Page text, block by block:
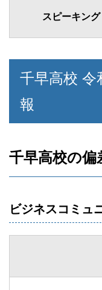
スピーキング
千早高校 令
報
千早高校の偏
ビジネスコミュ